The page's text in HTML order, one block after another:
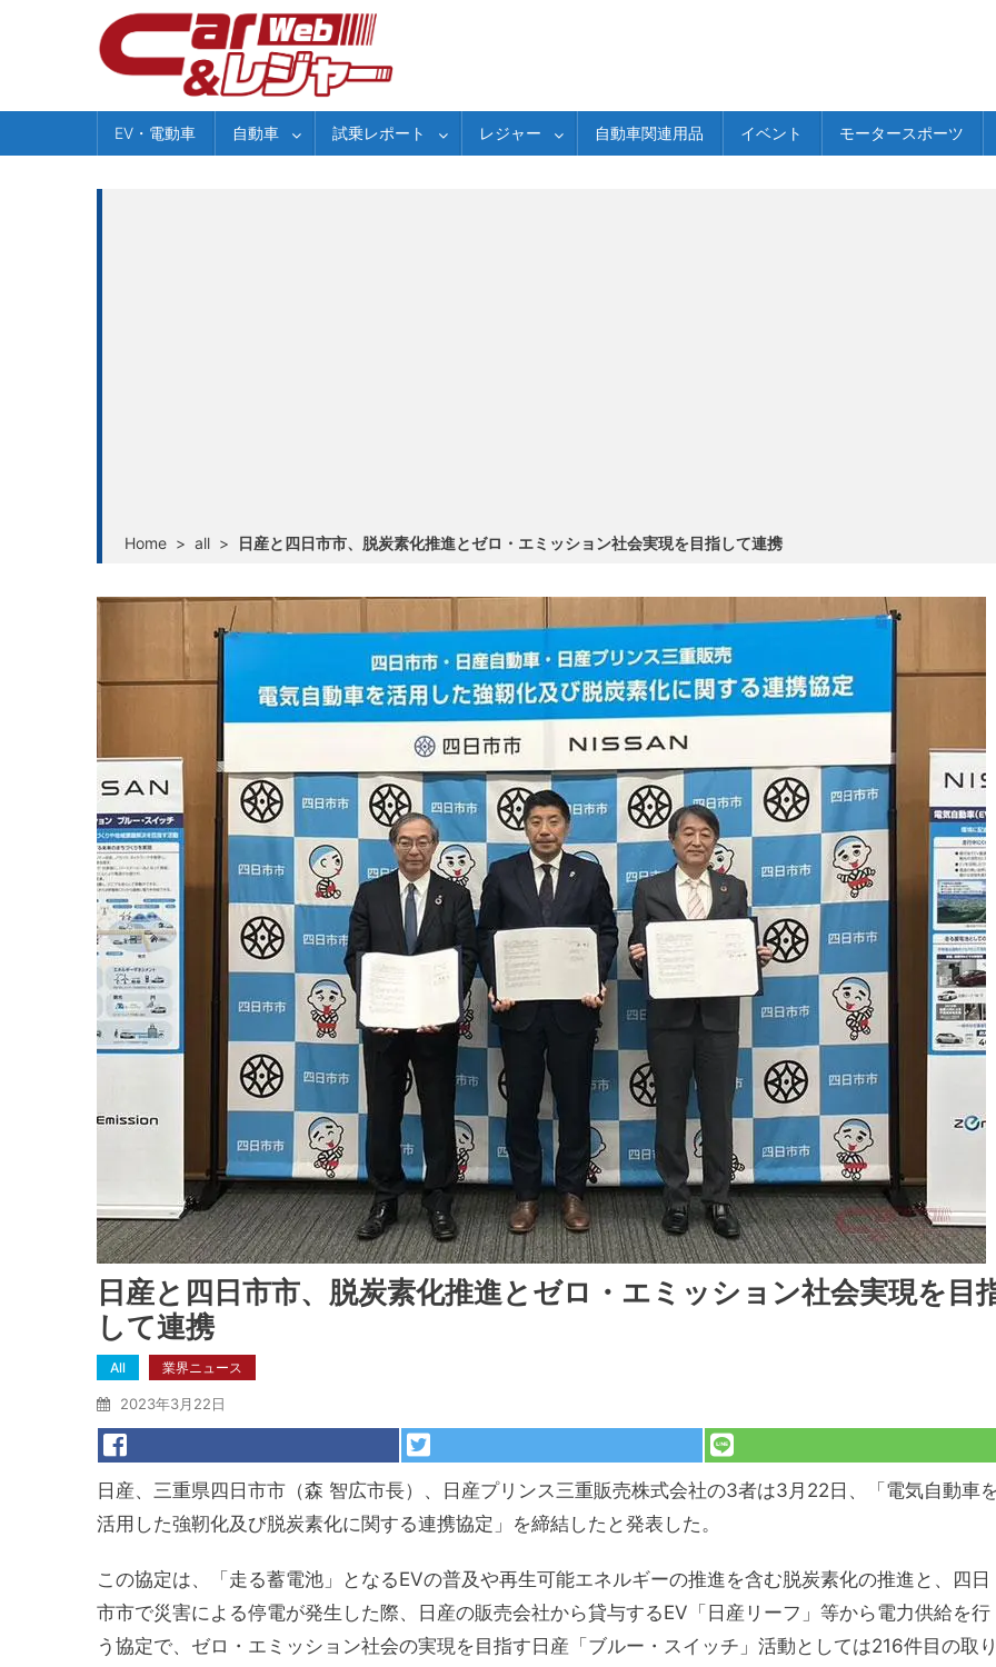
EV・電動車 自動車 試乗レポート レジャー 自動車関連用品 イベント モータースポーツ
Home > all > 日産と四日市市、脱炭素化推進とゼロ・エミッション社会実現を目指して連携
日産と四日市市、脱炭素化推進とゼロ・エミッション社会実現を目
して連携
All 業界ニュース
2023年3月22日
日産、三重県四日市市（森 智広市長）、日産プリンス三重販売株式会社の3者は3月22日、「電気自動車
活用した強靭化及び脱炭素化に関する連携協定」を締結したと発表した。
この協定は、「走る蓄電池」となるEVの普及や再生可能エネルギーの推進を含む脱炭素化の推進と、四日
市市で災害による停電が発生した際、日産の販売会社から貸与するEV「日産リーフ」等から電力供給を行
う協定で、ゼロ・エミッション社会の実現を目指す日産「ブルー・スイッチ」活動としては216件目の取